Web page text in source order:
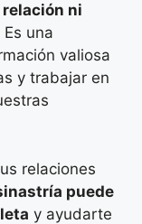
ni
Es una
valiosa
y trabajar en
relaciones
puede
y ayudarte